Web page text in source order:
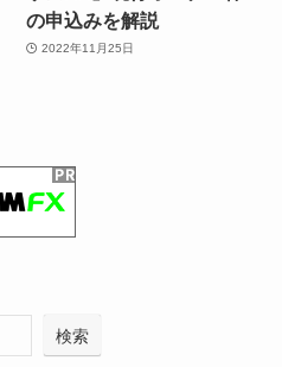
の申込みを解説
2022年11月25日
検索